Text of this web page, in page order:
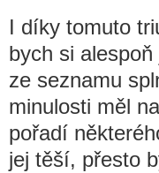
I díky tomuto
bych si
ze seznamu
minulosti měl
pořadí
jej těší, přesto